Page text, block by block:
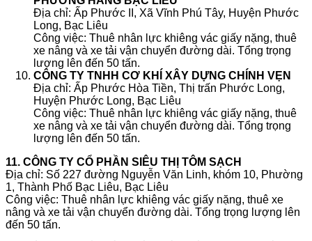
Địa chỉ: Ấp Phước II, Xã Vĩnh Phú Tây, Huyện Phước
Long, Bạc Liêu
Công việc: Thuê nhân lực khiêng vác giấy nặng, thuê
xe nâng và xe tải vận chuyển đường dài. Tổng trọng
lượng lên đến 50 tấn.
CÔNG TY TNHH CƠ KHÍ XÂY DỰNG CHÍNH VẸN
Địa chỉ: Ấp Phước Hòa Tiền, Thị trấn Phước Long,
Huyện Phước Long, Bạc Liêu
Công việc: Thuê nhân lực khiêng vác giấy nặng, thuê
xe nâng và xe tải vận chuyển đường dài. Tổng trọng
lượng lên đến 50 tấn.
11. CÔNG TY CỔ PHẦN SIÊU THỊ TÔM SẠCH
Địa chỉ: Số 227 đường Nguyễn Văn Linh, khóm 10, Phường
1, Thành Phố Bạc Liêu, Bạc Liêu
Công việc: Thuê nhân lực khiêng vác giấy nặng, thuê xe
nâng và xe tải vận chuyển đường dài. Tổng trọng lượng lên
đến 50 tấn.